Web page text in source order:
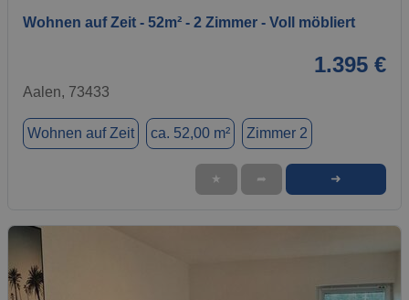
Wohnen auf Zeit - 52m² - 2 Zimmer - Voll möbliert
1.395 €
Aalen, 73433
Wohnen auf Zeit ca. 52,00 m² Zimmer 2
★ ➦ ➜